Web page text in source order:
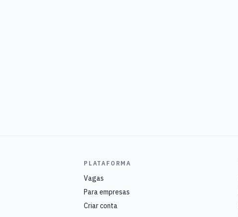
PLATAFORMA
Vagas
Para empresas
Criar conta